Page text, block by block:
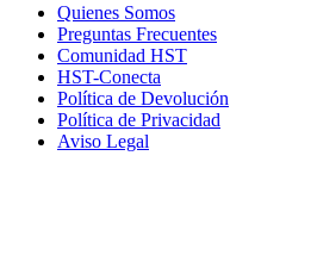
Quienes Somos
Preguntas Frecuentes
Comunidad HST
HST-Conecta
Política de Devolución
Política de Privacidad
Aviso Legal